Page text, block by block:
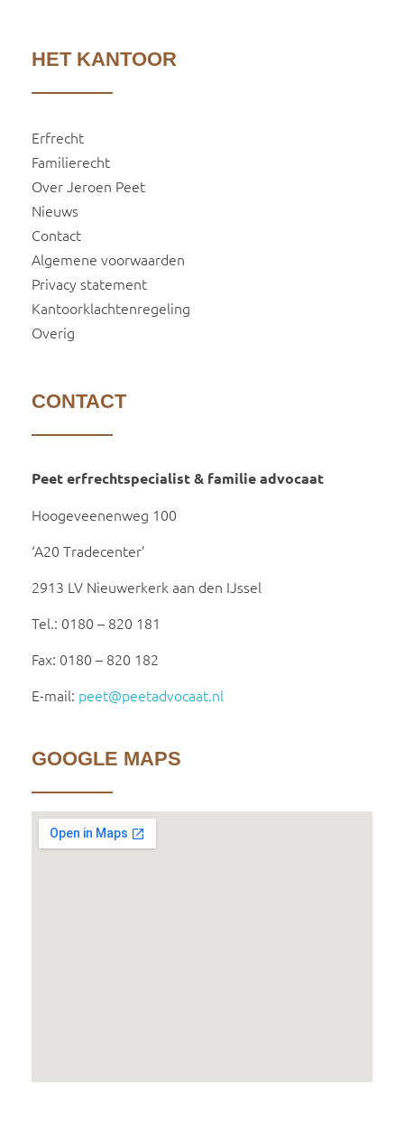
HET KANTOOR
Erfrecht
Familierecht
Over Jeroen Peet
Nieuws
Contact
Algemene voorwaarden
Privacy statement
Kantoorklachtenregeling
Overig
CONTACT
Peet erfrechtspecialist & familie advocaat
Hoogeveenenweg 100
‘A20 Tradecenter’
2913 LV Nieuwerkerk aan den IJssel
Tel.: 0180 – 820 181
Fax: 0180 – 820 182
E-mail: peet@peetadvocaat.nl
GOOGLE MAPS